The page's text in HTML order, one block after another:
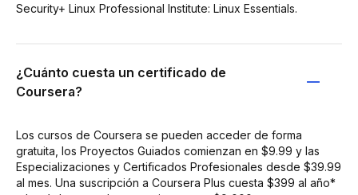
Security+ Linux Professional Institute: Linux Essentials.
¿Cuánto cuesta un certificado de
Coursera?
Los cursos de Coursera se pueden acceder de forma
gratuita, los Proyectos Guiados comienzan en $9.99 y las
Especializaciones y Certificados Profesionales desde $39.99
al mes. Una suscripción a Coursera Plus cuesta $399 al año*